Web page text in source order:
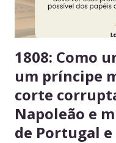
estragarem Escolha um
seus itens e evitar
1808: Como
um príncipe
corte
Napoleão e
de Portugal